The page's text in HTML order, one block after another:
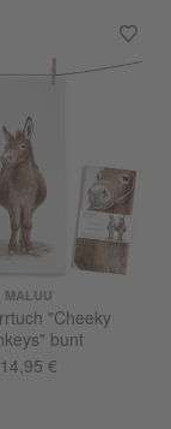
MALUU
"Cheeky
bunt
14,95 €